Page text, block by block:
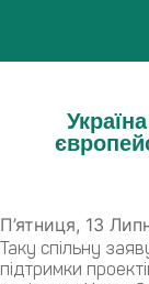
П’ятниця, 13
Таку спільну
підтримки